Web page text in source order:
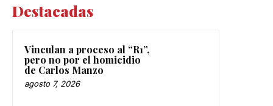
Destacadas
Vinculan a proceso al “R1”,
pero no por el homicidio
de Carlos Manzo
agosto 7, 2026